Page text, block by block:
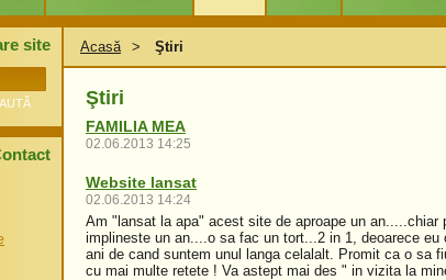
site Acasă > Ştiri
Ştiri
FAMILIA MEA
02.06.2013 14:25
Website lansat
02.06.2013 14:24
Am "lansat la apa" acest site de aproape un an.....chiar
implineste un an....o sa fac un tort...2 in 1, deoarece eu
ani de cand suntem unul langa celalalt. Promit ca o sa
cu mai multe retete ! Va astept mai des " in vizita la